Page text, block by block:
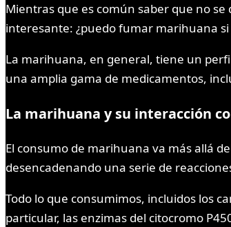
Mientras que es común saber que no
interesante: ¿puedo fumar marihuana
La marihuana, en general, tiene un
una amplia gama de medicamentos,
La marihuana y su interacción
El consumo de marihuana va más allá
desencadenando una serie de
Todo lo que consumimos, incluidos los
particular, las enzimas del citocromo